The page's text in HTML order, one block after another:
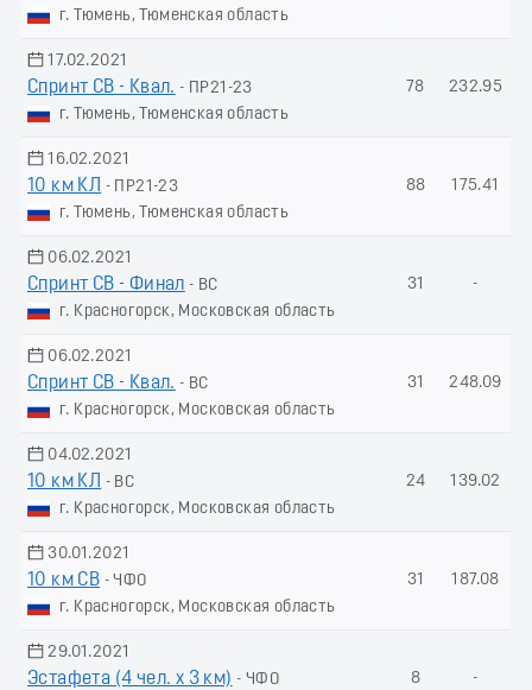
г. Тюмень, Тюменская область
17.02.2021
Спринт СВ - Квал. - ПР21-23
г. Тюмень, Тюменская область
78 232.95
16.02.2021
10 км КЛ
- ПР21-23
г. Тюмень, Тюменская область
88 175.41
06.02.2021
Спринт СВ - Финал - ВС
г. Красногорск, Московская область
31 -
06.02.2021
Спринт СВ - Квал. - ВС
г. Красногорск, Московская область
31 248.09
04.02.2021
10 км КЛ
- ВС
г. Красногорск, Московская область
24 139.02
30.01.2021
10 км СВ - ЧФО
г. Красногорск, Московская область
31 187.08
29.01.2021
Эстафета (4 чел. х 3 км) - ЧФО
8 -